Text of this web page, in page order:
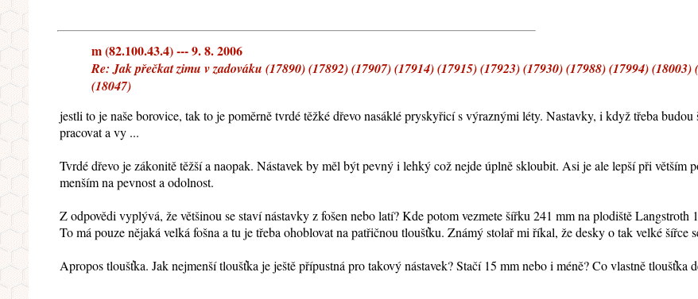
m (82.100.43.4) --- 9. 8. 2006
Re: Jak přečkat zimu v zadováku (17890) (17892) (17907) (17914) (17915) (17923) (17930) (17988) (17994)
(18047)
jestli to je naše borovice, tak to je poměrně tvrdé těžké dřevo nasáklé pryskyřicí s výraznými léty. Nastavky, i když třeba
pracovat a vy ...
Tvrdé dřevo je zákonitě těžší a naopak. Nástavek by měl být pevný i lehký což nejde úplně skloubit. Asi je ale lepší při větším
menším na pevnost a odolnost.
Z odpovědi vyplývá, že většinou se staví nástavky z fošen nebo latí? Kde potom vezmete šířku 241 mm na plodiště Langstroth
To má pouze nějaká velká fošna a tu je třeba ohoblovat na patřičnou tloušťku. Známý stolař mi říkal, že desky o tak velké šířce
Apropos tloušťka. Jak nejmenší tloušťka je ještě přípustná pro takový nástavek? Stačí 15 mm nebo i méně? Co vlastně tloušťka